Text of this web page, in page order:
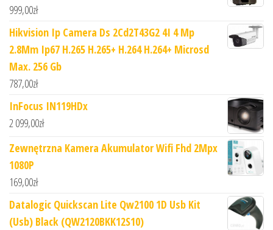
999,00zł
Hikvision Ip Camera Ds 2Cd2T43G2 4I 4 Mp
2.8Mm Ip67 H.265 H.265+ H.264 H.264+ Microsd
Max. 256 Gb
787,00zł
InFocus IN119HDx
2 099,00zł
Zewnętrzna Kamera Akumulator Wifi Fhd 2Mpx
1080P
169,00zł
Datalogic Quickscan Lite Qw2100 1D Usb Kit
(Usb) Black (QW2120BKK12S10)